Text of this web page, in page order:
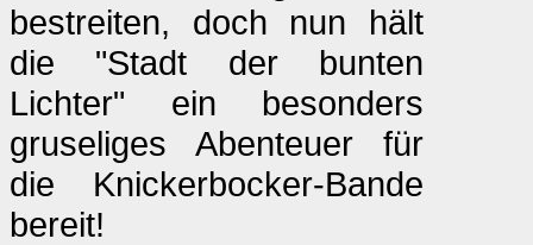
bestreiten, doch nun hält
die "Stadt der bunten
Lichter" ein besonders
gruseliges Abenteuer für
die Knickerbocker-Bande
bereit!